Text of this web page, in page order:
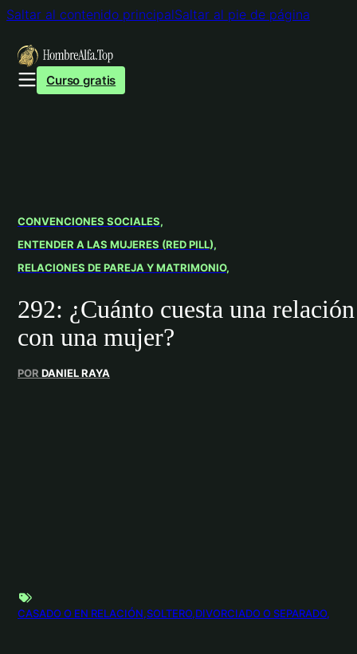
Saltar al contenido principalSaltar al pie de página
Curso gratis
CONVENCIONES SOCIALES
ENTENDER A LAS MUJERES (RED PILL)
RELACIONES DE PAREJA Y MATRIMONIO
292: ¿Cuánto cuesta una relación
con una mujer?
POR DANIEL RAYA
CASADO O EN RELACIÓN SOLTERO DIVORCIADO O SEPARADO